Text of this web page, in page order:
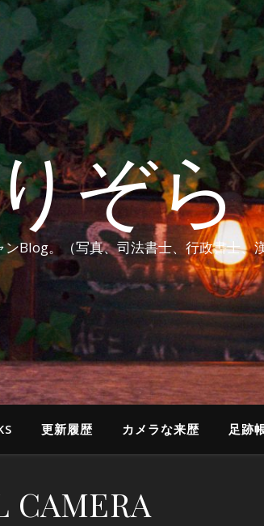
ぞら
Blog。（写真、司法書士、行政書士、
更新履歴 カメラな来歴 足跡
CAMERA